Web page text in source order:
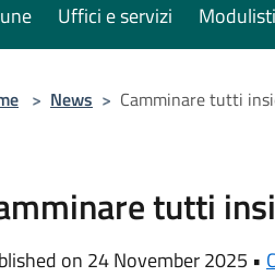
Uffici e servizi
> News > Camminare tutti
tutti
on 24 November 2025 •